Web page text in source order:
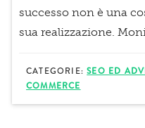
successo non è una
sua realizzazione.
CATEGORIE:SEO ED
COMMERCE